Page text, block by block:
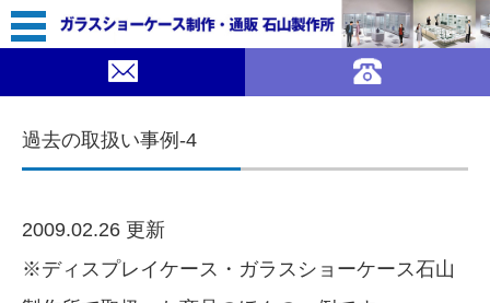
過去の取扱い事例-4
2009.02.26 更新
※ディスプレイケース・ガラスショーケース石山